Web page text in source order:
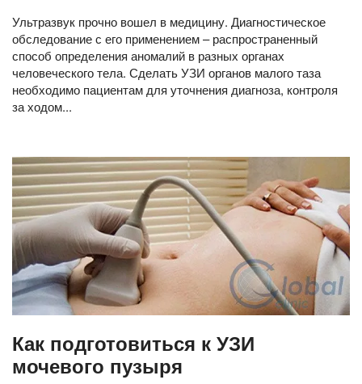
Ультразвук прочно вошел в медицину. Диагностическое
обследование с его применением – распространенный
способ определения аномалий в разных органах
человеческого тела. Сделать УЗИ органов малого таза
необходимо пациентам для уточнения диагноза, контроля
за ходом...
Как подготовиться к УЗИ
мочевого пузыря